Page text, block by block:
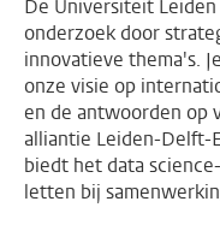
De Universiteit
onderzoek door
innovatieve thema's.
onze visie op
en de antwoorden op
alliantie Leiden-Delft-
biedt het data
letten bij